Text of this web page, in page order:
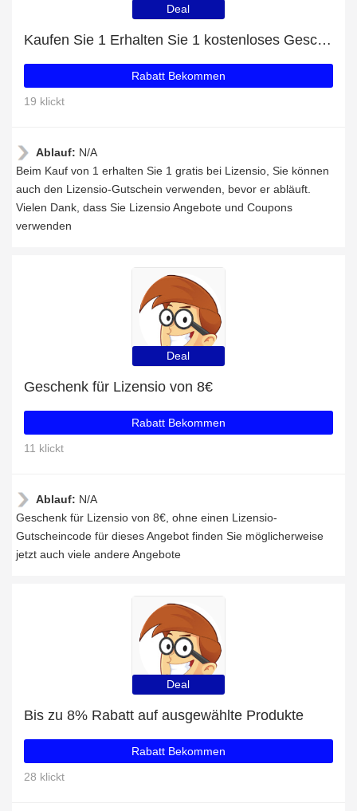
Deal
Kaufen Sie 1 Erhalten Sie 1 kostenloses Geschenk auf ausgewählte Artikel
Rabatt Bekommen
19 klickt
Ablauf: N/A
Beim Kauf von 1 erhalten Sie 1 gratis bei Lizensio, Sie können
auch den Lizensio-Gutschein verwenden, bevor er abläuft.
Vielen Dank, dass Sie Lizensio Angebote und Coupons
verwenden
Deal
Geschenk für Lizensio von 8€
Rabatt Bekommen
11 klickt
Ablauf: N/A
Geschenk für Lizensio von 8€, ohne einen Lizensio-
Gutscheincode für dieses Angebot finden Sie möglicherweise
jetzt auch viele andere Angebote
Deal
Bis zu 8% Rabatt auf ausgewählte Produkte
Rabatt Bekommen
28 klickt